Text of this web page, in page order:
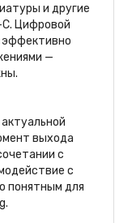
и другие
Цифровой
эффективно
—
выхода
с
с
понятным для